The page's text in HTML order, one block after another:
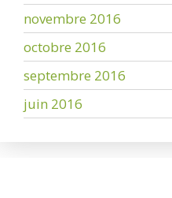
novembre 2016
octobre 2016
septembre 2016
juin 2016